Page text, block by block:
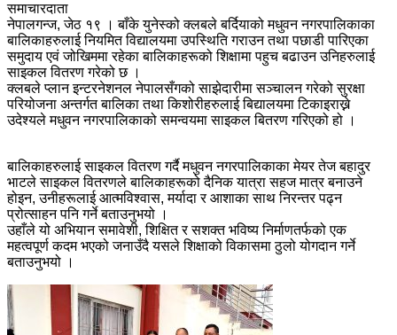
समाचारदाता
नेपालगन्ज, जेठ १९ । बाँके युनेस्को क्लबले बर्दियाको मधुवन नगरपालिकाका
बालिकाहरुलाई नियमित विद्यालयमा उपस्थिति गराउन तथा पछाडी पारिएका
समुदाय एवं जोखिममा रहेका बालिकाहरूको शिक्षामा पहुच बढाउन उनिहरुलाई
साइकल वितरण गरेको छ ।
क्लबले प्लान इन्टरनेशनल नेपालसँगको साझेदारीमा सञ्चालन गरेको सुरक्षा
परियोजना अन्तर्गत बालिका तथा किशोरीहरुलाई बिद्यालयमा टिकाइराख्ने
उदेश्यले मधुवन नगरपालिकाको समन्वयमा साइकल बितरण गरिएको हो ।
बालिकाहरुलाई साइकल वितरण गर्दै मधुवन नगरपालिकाका मेयर तेज बहादुर
भाटले साइकल वितरणले बालिकाहरूको दैनिक यात्रा सहज मात्र बनाउने
होइन, उनीहरूलाई आत्मविश्वास, मर्यादा र आशाका साथ निरन्तर पढ्न
प्रोत्साहन पनि गर्ने बताउनुभयो ।
उहाँले यो अभियान समावेशी, शिक्षित र सशक्त भविष्य निर्माणतर्फको एक
महत्वपूर्ण कदम भएको जनाउँदै यसले शिक्षाको विकासमा ठुलो योगदान गर्ने
बताउनुभयो ।